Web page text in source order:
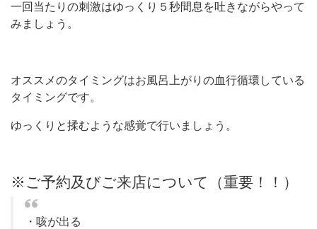
一回当たりの刺激はゆっくり５秒間息を吐きながらやって
みましょう。
オススメのタイミングはお風呂上がりの血行循環している
タイミングです。
ゆっくりと揉むような感覚で行いましょう。
※ご予約及びご来店について（重要！！）
・咳が出る